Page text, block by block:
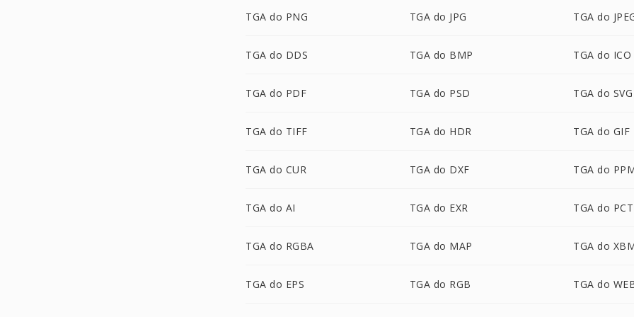
TGA do PNG TGA do JPG TGA do
TGA do DDS TGA do BMP TGA do ICO
TGA do PDF TGA do PSD TGA do SVG
TGA do TIFF TGA do HDR TGA do GIF
TGA do CUR TGA do DXF TGA do
TGA do AI TGA do EXR TGA do PCT
TGA do RGBA TGA do MAP TGA do
TGA do EPS TGA do RGB TGA do